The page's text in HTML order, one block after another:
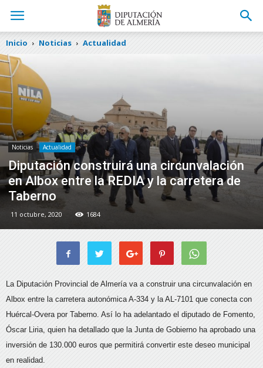
Inicio Noticias Actualidad
Noticias Actualidad
Diputación construirá una circunvalación
en Albox entre la REDIA y la carretera de
Taberno
11 octubre, 2020 1684
La Diputación Provincial de Almería va a construir una circunvalación en
Albox entre la carretera autonómica A-334 y la AL-7101 que conecta con
Huércal-Overa por Taberno. Así lo ha adelantado el diputado de Fomento,
Óscar Liria, quien ha detallado que la Junta de Gobierno ha aprobado una
inversión de 130.000 euros que permitirá convertir este deseo municipal
en realidad.